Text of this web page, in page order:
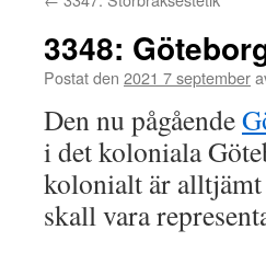
3348:
Postat den 2021 7 september
Den nu pågående
i det koloniala
kolonialt är alltjämt
skall vara